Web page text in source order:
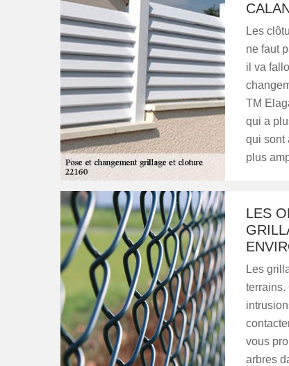
Les
ne faut
il va
TM
qui a
qui sont
plus
LES
Les
terrains.
vous
arbres